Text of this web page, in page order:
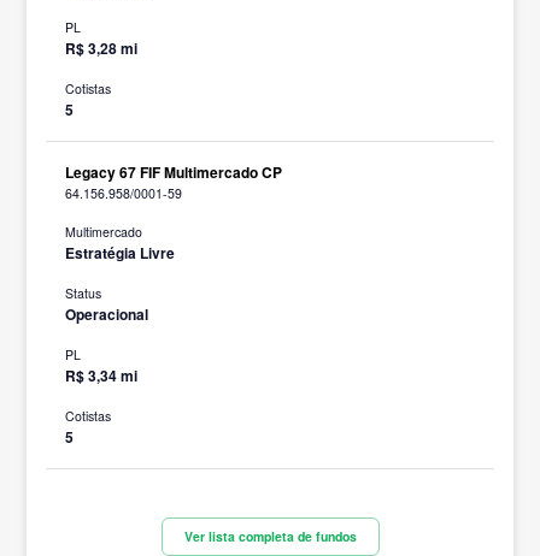
PL
R$ 3,28 mi
Cotistas
5
Legacy 67 FIF Multimercado CP
64.156.958/0001-59
Multimercado
Estratégia Livre
Status
Operacional
PL
R$ 3,34 mi
Cotistas
5
Ver lista completa de fundos